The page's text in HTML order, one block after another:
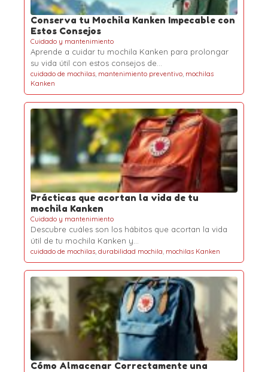
Conserva tu Mochila Kanken Impecable con
Estos Consejos
Cuidado y mantenimiento
Aprende a cuidar tu mochila Kanken para prolongar
su vida útil con estos consejos de…
cuidado de mochilas, mantenimiento preventivo, mochilas
Kanken
Prácticas que acortan la vida de tu
mochila Kanken
Cuidado y mantenimiento
Descubre cuáles son los hábitos que acortan la vida
útil de tu mochila Kanken y…
cuidado de mochilas, durabilidad mochila, mochilas Kanken
Cómo Almacenar Correctamente una